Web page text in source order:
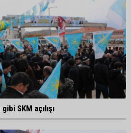
SKM açılışı